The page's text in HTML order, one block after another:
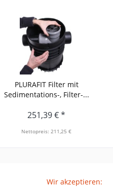
PLURAFIT Filter mit
Sedimentations-, Filter-...
251,39 € *
Nettopreis: 211,25 €
Wir akzeptieren: